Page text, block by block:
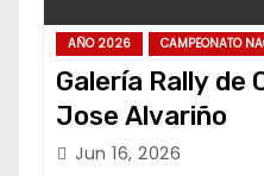
AÑO 2026 CAMPEONATO
Galería Rally de
Jose Alvariño
Jun 16, 2026